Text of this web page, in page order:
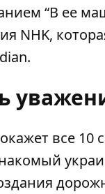
“В ее
NHK,
все